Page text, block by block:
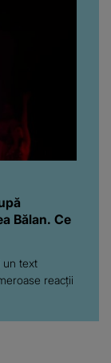
Bălan. Ce
un text
reacții